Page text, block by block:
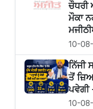
ਚੌਧਰੀ
ਮੌਕਾ
10-
ਨਿੱਜੀ
ਤੋਂ
ਪਵੇਗੀ
10-